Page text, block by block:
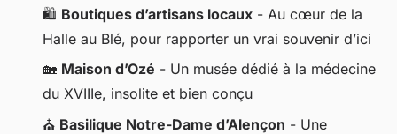
🛍️ Boutiques d’artisans locaux - Au cœur de la
Halle au Blé, pour rapporter un vrai souvenir d’ici
🏡 Maison d’Ozé - Un musée dédié à la médecine
du XVIIIe, insolite et bien conçu
⛪ Basilique Notre-Dame d’Alençon - Une